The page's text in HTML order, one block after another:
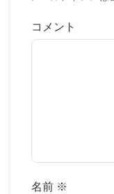
コメント
名前 ※